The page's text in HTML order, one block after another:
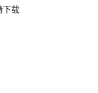
下载